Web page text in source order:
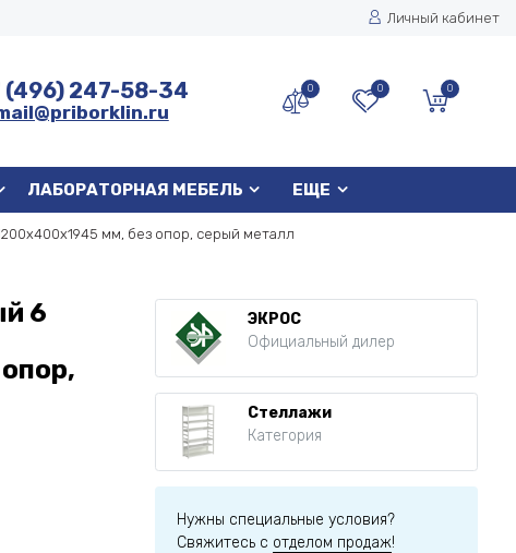
Личный кабинет
(496) 247-58-34 0 0 0
ЛАБОРАТОРНАЯ МЕБЕЛЬ ЕЩЕ
мм, без опор, серый металл
6
ЭКРОС
Официальный дилер
Стеллажи
Категория
Нужны специальные условия?
Свяжитесь с отделом продаж!